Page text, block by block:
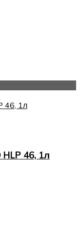
46, 1л